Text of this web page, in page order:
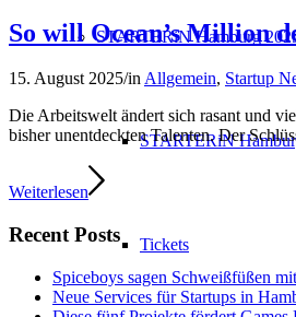
STARTERiN Hamburg
STARTERiN
Tickets
So will Ocean’s Million
15. August 2025/inAllgemein, Startup
Die Arbeitswelt ändert sich rasant und
bisher unentdeckten Talenten. Der
Weiterlesen
Recent Posts
Spiceboys sagen Schweißfüßen
Neue Services für Startups in